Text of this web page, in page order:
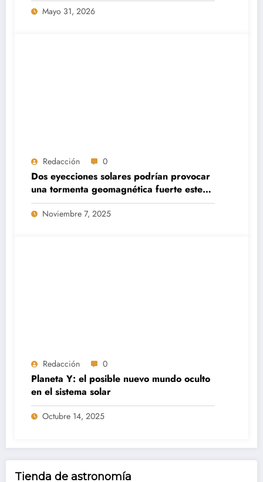
Mayo 31, 2026
Redacción 0
Dos eyecciones solares podrían provocar
una tormenta geomagnética fuerte este
fin de semana
Noviembre 7, 2025
Redacción 0
Planeta Y: el posible nuevo mundo oculto
en el sistema solar
Octubre 14, 2025
Tienda de astronomía